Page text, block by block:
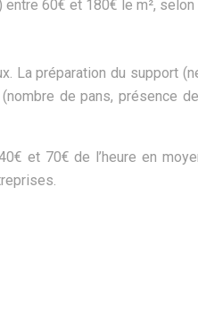
60€ et 180€ le m²,
La préparation du support
de pans, présence
et 70€ de l’heure en